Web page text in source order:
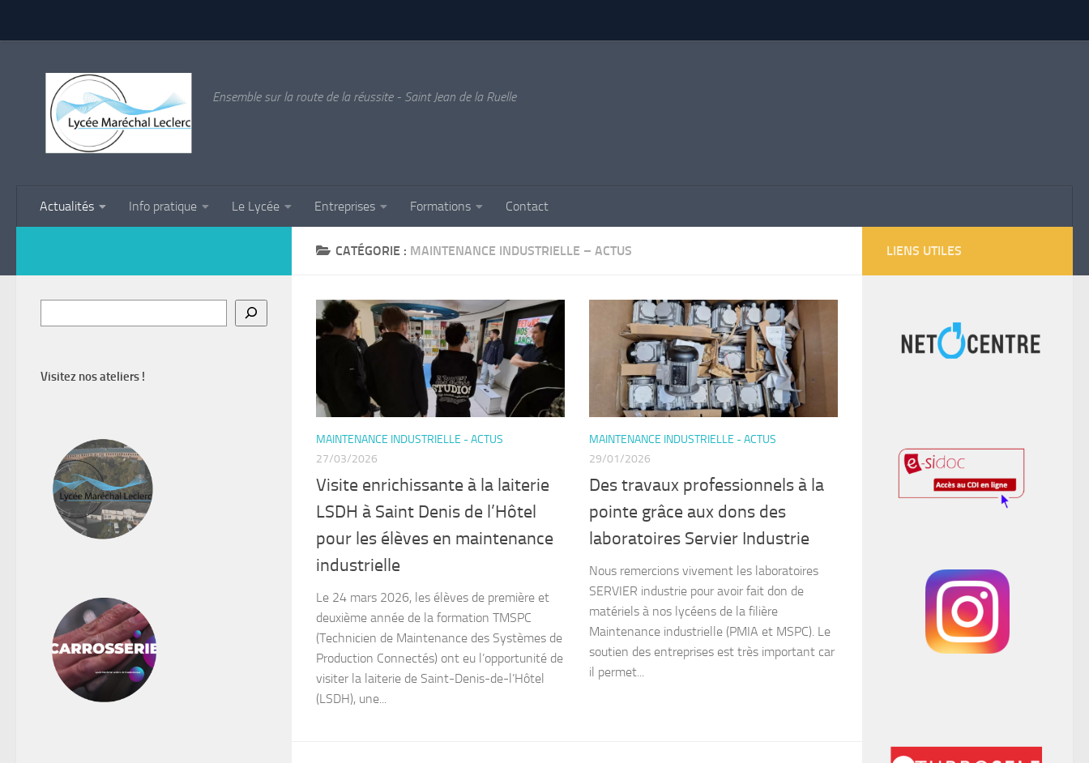
Ensemble sur la route de la réussite - Saint Jean de la Ruelle
Actualités Info pratique Le Lycée Entreprises Formations Contact
CATÉGORIE : MAINTENANCE INDUSTRIELLE – ACTUS
MAINTENANCE INDUSTRIELLE - ACTUS
27/03/2026
Visite enrichissante à la laiterie
LSDH à Saint Denis de l’Hôtel
pour les élèves en maintenance
industrielle
Le 24 mars 2026, les élèves de première et
deuxième année de la formation TMSPC
(Technicien de Maintenance des Systèmes de
Production Connectés) ont eu l’opportunité de
visiter la laiterie de Saint-Denis-de-l’Hôtel
(LSDH), une...
MAINTENANCE INDUSTRIELLE - ACTUS
29/01/2026
Des travaux professionnels à la
pointe grâce aux dons des
laboratoires Servier Industrie
Nous remercions vivement les laboratoires
SERVIER industrie pour avoir fait don de
matériels à nos lycéens de la filière
Maintenance industrielle (PMIA et MSPC). Le
soutien des entreprises est très important car
il permet...
Visitez nos ateliers !
LIENS UTILES